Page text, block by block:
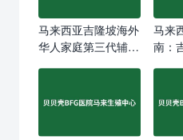
马来西亚吉隆坡海外
华人家庭第三代辅助
马来
南：